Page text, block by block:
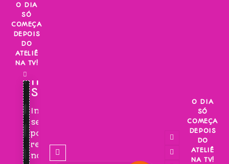
Skip
content
O DIA
SÓ
COMEÇA
DEPOIS
DO
ATELIÊ
NA TV!
INSCREVA-
SE!
Inscreva-
se
para
receber
novidades!
O DIA
SÓ
COMEÇA
DEPOIS
DO
ATELIÊ
NA TV!